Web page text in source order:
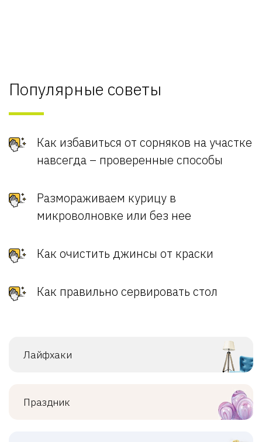
Популярные советы
Как избавиться от сорняков на участке
навсегда – проверенные способы
Размораживаем курицу в
микроволновке или без нее
Как очистить джинсы от краски
Как правильно сервировать стол
Лайфхаки
Праздник